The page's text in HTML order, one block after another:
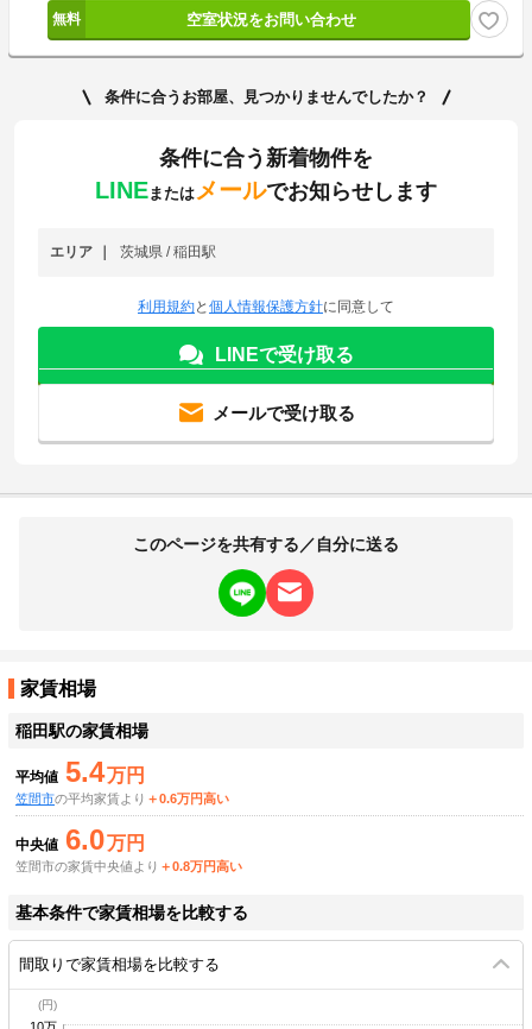
空室状況をお問い合わせ
条件に合うお部屋、見つかりませんでしたか？
条件に合う新着物件を
LINEまたは メールでお知らせします
エリア 茨城県 / 稲田駅
利用規約と 個人情報保護方針に同意して
LINEで受け取る
メールで受け取る
このページを共有する／自分に送る
家賃相場
稲田駅の家賃相場
平均値 5.4万円
笠間市の平均家賃より ＋0.6万円高い
中央値 6.0万円
笠間市の家賃中央値より ＋0.8万円高い
基本条件で家賃相場を比較する
間取りで家賃相場を比較する